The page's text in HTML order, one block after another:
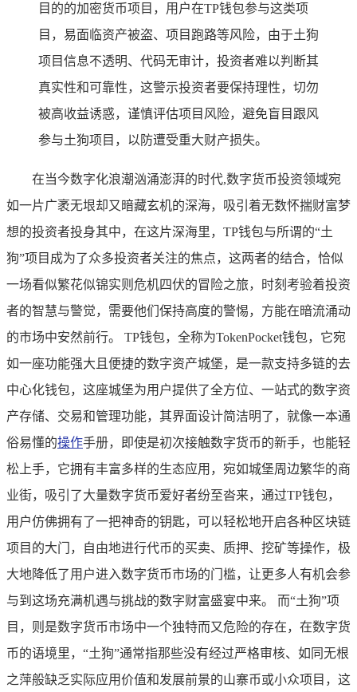
目的的加密货币项目，用户在TP钱包参与这类项
目，易面临资产被盗、项目跑路等风险，由于土狗
项目信息不透明、代码无审计，投资者难以判断其
真实性和可靠性，这警示投资者要保持理性，切勿
被高收益诱惑，谨慎评估项目风险，避免盲目跟风
参与土狗项目，以防遭受重大财产损失。
在当今数字化浪潮汹涌澎湃的时代,数字货币投资领域宛
如一片广袤无垠却又暗藏玄机的深海，吸引着无数怀揣财富梦
想的投资者投身其中，在这片深海里，TP钱包与所谓的“土
狗”项目成为了众多投资者关注的焦点，这两者的结合，恰似
一场看似繁花似锦实则危机四伏的冒险之旅，时刻考验着投资
者的智慧与警觉，需要他们保持高度的警惕，方能在暗流涌动
的市场中安然前行。 TP钱包，全称为TokenPocket钱包，它宛
如一座功能强大且便捷的数字资产城堡，是一款支持多链的去
中心化钱包，这座城堡为用户提供了全方位、一站式的数字资
产存储、交易和管理功能，其界面设计简洁明了，就像一本通
俗易懂的操作手册，即使是初次接触数字货币的新手，也能轻
松上手，它拥有丰富多样的生态应用，宛如城堡周边繁华的商
业街，吸引了大量数字货币爱好者纷至沓来，通过TP钱包，
用户仿佛拥有了一把神奇的钥匙，可以轻松地开启各种区块链
项目的大门，自由地进行代币的买卖、质押、挖矿等操作，极
大地降低了用户进入数字货币市场的门槛，让更多人有机会参
与到这场充满机遇与挑战的数字财富盛宴中来。 而“土狗”项
目，则是数字货币市场中一个独特而又危险的存在，在数字货
币的语境里，“土狗”通常指那些没有经过严格审核、如同无根
之萍般缺乏实际应用价值和发展前景的山寨币或小众项目，这